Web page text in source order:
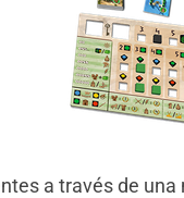
a través de